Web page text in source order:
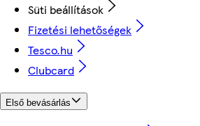
Süti beállítások
Fizetési lehetőségek
Tesco.hu
Clubcard
Első bevásárlás